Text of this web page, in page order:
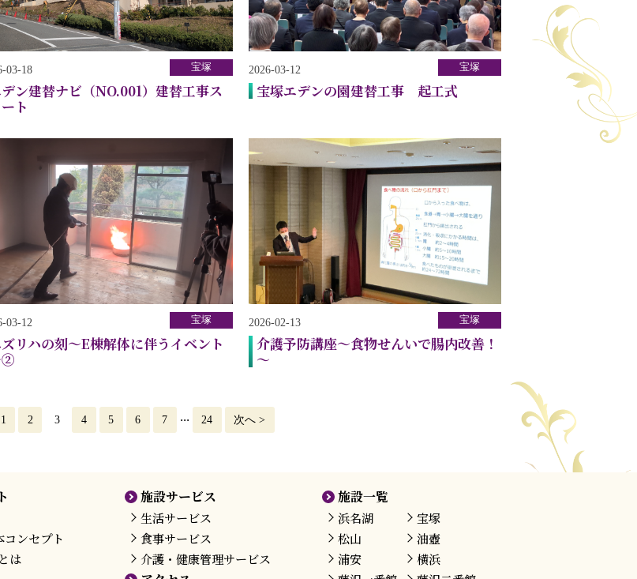
03-18
ン建替ナビ（NO.001）建替工事ス
ト
宝塚 2026-03-12
宝塚エデンの園建替工事 起工式
宝塚
03-12
リハの刻～E棟解体に伴うイベント
②
宝塚 2026-02-13
介護予防講座～食物せんいで腸内改善！
～
宝塚
1 2 3 4 5 6 7 ... 24 次へ>
ンセプト
は
施設サービス
生活サービス
食事サービス
介護・健康管理サービス
施設一覧
浜名湖
宝塚
松山
油壺
浦安
横浜